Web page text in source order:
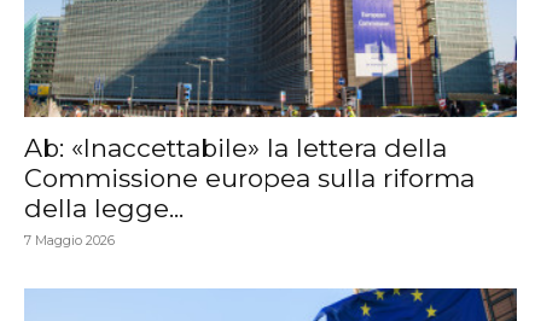
Ab: «Inaccettabile» la lettera della
Commissione europea sulla riforma
della legge...
7 Maggio 2026